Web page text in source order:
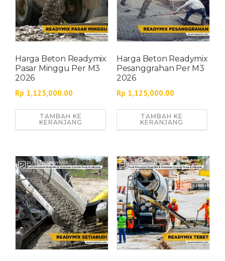
Harga Beton Readymix
Pasar Minggu Per M3
2026
Rp 1,125,000.00
TAMBAH KE
KERANJANG
Harga Beton Readymix
Pesanggrahan Per M3
2026
Rp 1,125,000.00
TAMBAH KE
KERANJANG